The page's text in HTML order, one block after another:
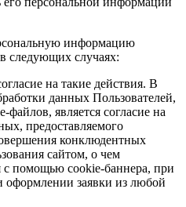
информацию
следующих случаях:
на такие действия. В
данных Пользователей,
является согласие на
предоставляемого
конклюдентных
сайтом, о чем
с помощью cookie-баннера, при
оформлении заявки из любой